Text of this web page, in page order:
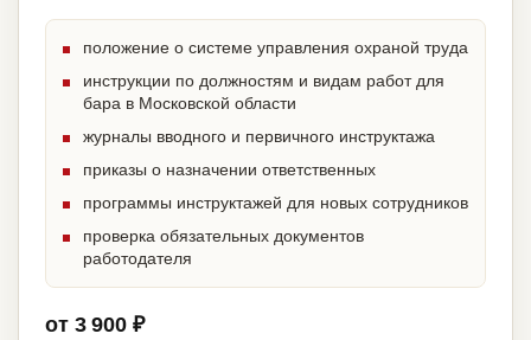
положение о системе управления охраной труда
инструкции по должностям и видам работ для
бара в Московской области
журналы вводного и первичного инструктажа
приказы о назначении ответственных
программы инструктажей для новых сотрудников
проверка обязательных документов
работодателя
от 3 900 ₽